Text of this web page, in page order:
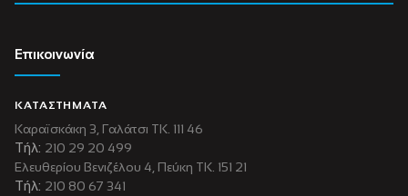
Επικοινωνία
ΚΑΤΑΣΤΗΜΑΤΑ
Καραϊσκάκη 3, Γαλάτσι ΤΚ. 111 46
Τήλ: 210 29 20 499
Ελευθερίου Βενιζέλου 4, Πεύκη ΤΚ. 151 21
Τήλ: 210 80 67 341